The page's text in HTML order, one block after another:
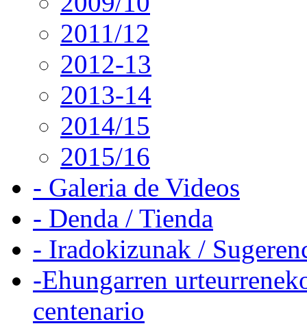
2011/12
2012-13
2013-14
2014/15
2015/16
- Galeria de Videos
- Denda / Tienda
- Iradokizunak /
-Ehungarren
centenario